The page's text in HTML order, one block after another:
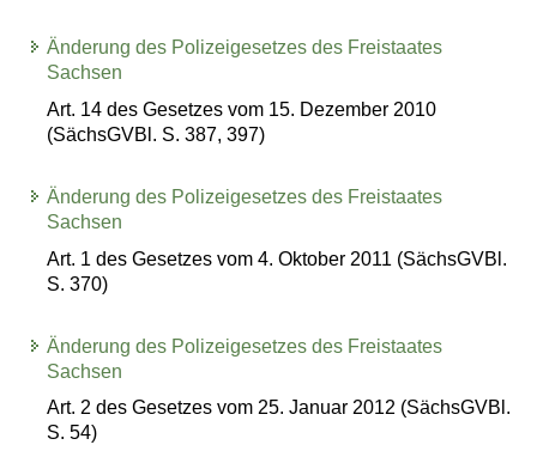
Änderung des Polizeigesetzes des Freistaates
Sachsen
Art. 14 des Gesetzes vom 15. Dezember 2010
(SächsGVBl. S. 387, 397)
Änderung des Polizeigesetzes des Freistaates
Sachsen
Art. 1 des Gesetzes vom 4. Oktober 2011 (SächsGVBl.
S. 370)
Änderung des Polizeigesetzes des Freistaates
Sachsen
Art. 2 des Gesetzes vom 25. Januar 2012 (SächsGVBl.
S. 54)